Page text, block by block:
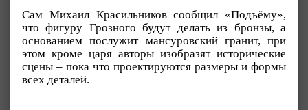
Сам Михаил Красильников сообщил «Подъёму»,
что фигуру Грозного будут делать из бронзы, а
основанием послужит мансуровский гранит, при
этом кроме царя авторы изобразят исторические
сцены – пока что проектируются размеры и формы
всех деталей.